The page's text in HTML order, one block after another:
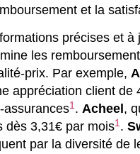
et la
précises et à
les
prix. Par exemple,
appréciation client de
assurances1 . Acheel ,
dès 3,31€ par mois1 .
par la diversité de